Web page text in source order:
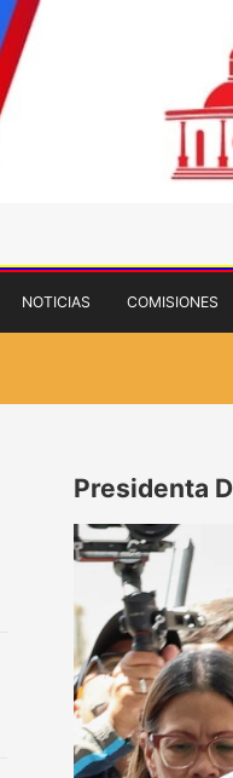
NOTICIAS COMISIONES
Presidenta